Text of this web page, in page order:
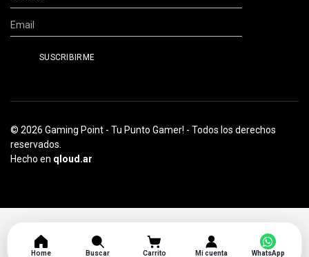
© 2026 Gaming Point - Tu Punto Gamer! - Todos los derechos
reservados.
Hecho en qloud.ar
Home Buscar Carrito Mi cuenta